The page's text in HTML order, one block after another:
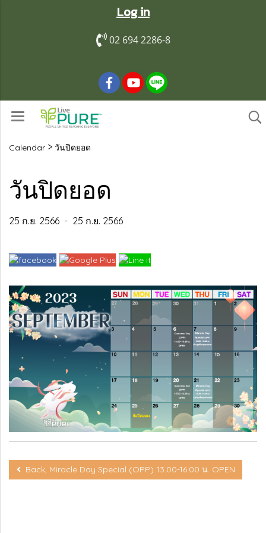
Log in
02 694 2286-8
Calendar > วันปิดยอด
วันปิดยอด
25 ก.ย. 2566 - 25 ก.ย. 2566
Back, Miracle Day Special (OPP) 13.00-16.00 น. OPEN